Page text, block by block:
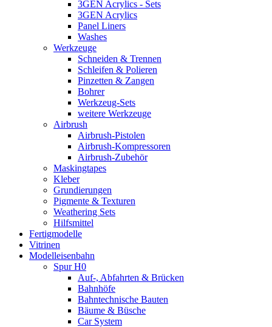
3GEN Acrylics - Sets
3GEN Acrylics
Panel Liners
Washes
Werkzeuge
Schneiden & Trennen
Schleifen & Polieren
Pinzetten & Zangen
Bohrer
Werkzeug-Sets
weitere Werkzeuge
Airbrush
Airbrush-Pistolen
Airbrush-Kompressoren
Airbrush-Zubehör
Maskingtapes
Kleber
Grundierungen
Pigmente & Texturen
Weathering Sets
Hilfsmittel
Fertigmodelle
Vitrinen
Modelleisenbahn
Spur H0
Auf-, Abfahrten & Brücken
Bahnhöfe
Bahntechnische Bauten
Bäume & Büsche
Car System